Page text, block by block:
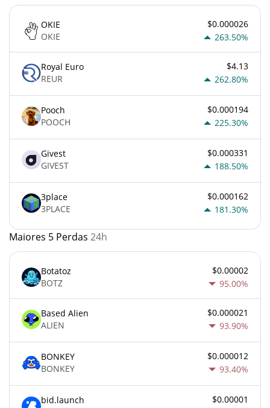
OKIE
OKIE
$0.000026
263.50%
Royal Euro
REUR
$4.13
262.80%
Pooch
POOCH
$0.000194
225.30%
Givest
GIVEST
$0.000331
188.50%
3place
3PLACE
$0.000162
181.30%
Maiores 5 Perdas 24h
Botatoz
BOTZ
$0.00002
95.00%
Based Alien
ALIEN
$0.000021
93.90%
BONKEY
BONKEY
$0.000012
93.40%
bid.launch
$0.00001